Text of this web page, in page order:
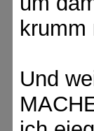
krumm
Und